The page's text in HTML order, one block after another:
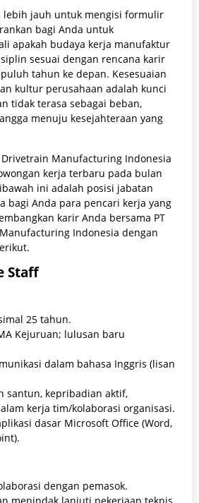
lebih jauh untuk mengisi formulir
bagi Anda untuk
apakah budaya kerja manufaktur
sesuai dengan rencana karir
tahun ke depan. Kesesuaian
kultur perusahaan adalah kunci
tidak terasa sebagai beban,
menuju kesejahteraan yang
Drivetrain Manufacturing Indonesia
kerja terbaru pada bulan
ini adalah posisi jabatan
bagi Anda para pencari kerja yang
karir Anda bersama PT
Indonesia dengan
Staff
25 tahun.
Kejuruan; lulusan baru
dalam bahasa Inggris (lisan
santun, kepribadian aktif,
kerja tim/kolaborasi organisasi.
dasar Microsoft Office (Word,
dengan pemasok.